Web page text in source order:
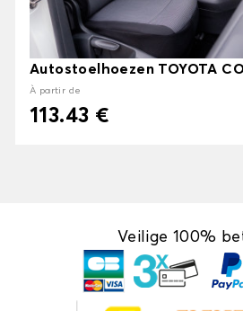
Autostoelhoezen TOYOTA
À partir de
113.43 €
Veilige 100%